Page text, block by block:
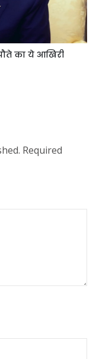
का ये आखिरी
Required